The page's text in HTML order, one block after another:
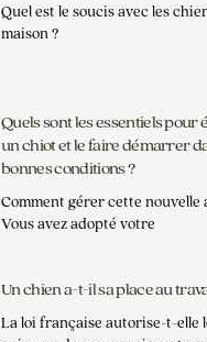
Quel est le soucis avec les
maison ?
Quels sont les essentiels pour
un chiot et le faire démarrer
bonnes conditions ?
Comment gérer cette nouvelle
Vous avez adopté votre
Un chien a-t-il sa place au
La loi française autorise-t-elle